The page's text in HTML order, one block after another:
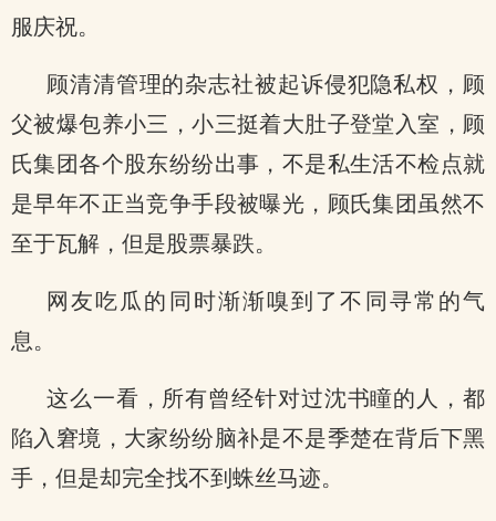
服庆祝。
顾清清管理的杂志社被起诉侵犯隐私权，顾
父被爆包养小三，小三挺着大肚子登堂入室，顾
氏集团各个股东纷纷出事，不是私生活不检点就
是早年不正当竞争手段被曝光，顾氏集团虽然不
至于瓦解，但是股票暴跌。
网友吃瓜的同时渐渐嗅到了不同寻常的气
息。
这么一看，所有曾经针对过沈书瞳的人，都
陷入窘境，大家纷纷脑补是不是季楚在背后下黑
手，但是却完全找不到蛛丝马迹。